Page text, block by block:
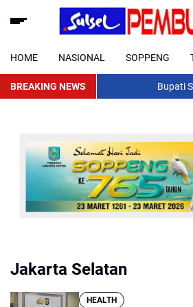
HOME NASIONAL SOPPENG
BREAKING NEWS Bupati
Jakarta Selatan
HEALTH